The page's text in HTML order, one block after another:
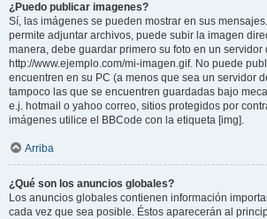
¿Puedo publicar imagenes?
Sí, las imágenes se pueden mostrar en sus
permite adjuntar archivos, puede subir la imagen
manera, debe guardar primero su foto en un servidor
http://www.ejemplo.com/mi-imagen.gif. No puede
encuentren en su PC (a menos que sea un servidor
tampoco las que se encuentren guardadas bajo
e.j. hotmail o yahoo correo, sitios protegidos por
imágenes utilice el BBCode con la etiqueta [img].
Arriba
¿Qué son los anuncios globales?
Los anuncios globales contienen información
cada vez que sea posible. Éstos aparecerán al